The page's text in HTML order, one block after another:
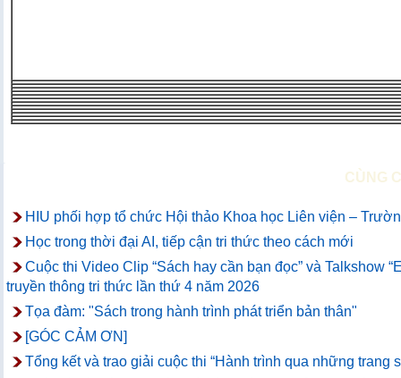
CÙNG
HIU phối hợp tổ chức Hội thảo Khoa học Liên viện –
Học trong thời đại AI, tiếp cận tri thức theo cách mới
Cuộc thi Video Clip “Sách hay cần bạn đọc” và Talkshow
truyền thông tri thức lần thứ 4 năm 2026
Tọa đàm: "Sách trong hành trình phát triển bản thân"
[GÓC CẢM ƠN]
Tổng kết và trao giải cuộc thi “Hành trình qua những trang